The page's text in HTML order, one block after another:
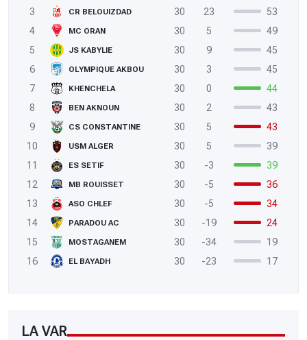
3
CR BELOUIZDAD 30 23
53
4
MC ORAN 30 5
49
5
JS KABYLIE 30 9
45
6
OLYMPIQUE AKBOU 30 3
45
7
KHENCHELA 30 0
44
8
BEN AKNOUN 30 2
43
9
CS CONSTANTINE 30 5
43
10
USM ALGER 30 5
39
11
ES SETIF 30 -3
39
12
MB ROUISSET 30 -5
36
13
ASO CHLEF 30 -5
34
14
PARADOU AC 30 -19
24
15
MOSTAGANEM 30 -34
19
16
EL BAYADH 30 -23 17
LA VAR